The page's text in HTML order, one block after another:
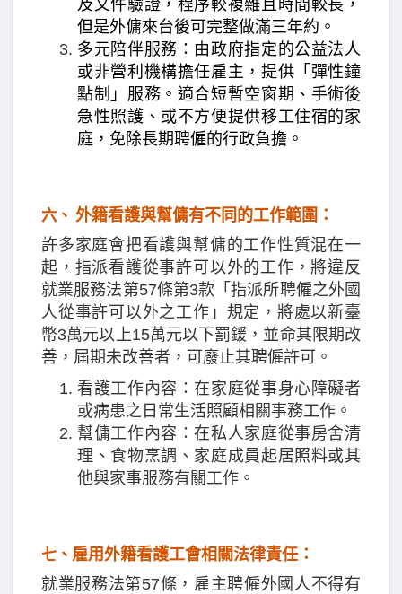
及文件驗證，程序較複雜且時間較長，
但是外傭來台後可完整做滿三年約。
多元陪伴服務：由政府指定的公益法人
或非營利機構擔任雇主，提供「彈性鐘
點制」服務。適合短暫空窗期、手術後
急性照護、或不方便提供移工住宿的家
庭，免除長期聘僱的行政負擔。
六、 外籍看護與幫傭有不同的工作範圍：
許多家庭會把看護與幫傭的工作性質混在一
起，指派看護從事許可以外的工作，將違反
就業服務法第57條第3款「指派所聘僱之外國
人從事許可以外之工作」規定，將處以新臺
幣3萬元以上15萬元以下罰鍰，並命其限期改
善，屆期未改善者，可廢止其聘僱許可。
看護工作內容：在家庭從事身心障礙者
或病患之日常生活照顧相關事務工作。
幫傭工作內容：在私人家庭從事房舍清
理、食物烹調、家庭成員起居照料或其
他與家事服務有關工作。
七、 雇用外籍看護工會相關法律責任：
就業服務法第57條，雇主聘僱外國人不得有